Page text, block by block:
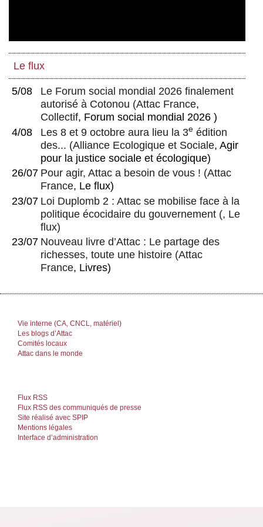
Le flux
5/08
Le Forum social mondial 2026 finalement
autorisé à Cotonou (Attac France,
Collectif, Forum social mondial 2026 )
4/08
Les 8 et 9 octobre aura lieu la 3e édition
des... (Alliance Ecologique et Sociale, Agir
pour la justice sociale et écologique)
26/07 Pour agir, Attac a besoin de vous ! (Attac
France, Le flux)
23/07 Loi Duplomb 2 : Attac se mobilise face à la
politique écocidaire du gouvernement (, Le
flux)
23/07 Nouveau livre d’Attac : Le partage des
richesses, toute une histoire (Attac
France, Livres)
Vie interne (CA, CNCL, matériel)
Les blogs d’Attac
Comités locaux
Attac dans le monde
Flux RSS
Flux RSS des communiqués de presse
Site réalisé avec SPIP
Mentions légales
Interface d’administration